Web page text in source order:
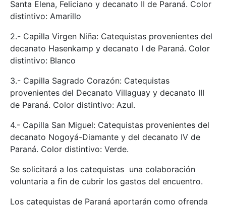
Santa Elena, Feliciano y decanato II de Paraná. Color
distintivo: Amarillo
2.- Capilla Virgen Niña: Catequistas provenientes del
decanato Hasenkamp y decanato I de Paraná. Color
distintivo: Blanco
3.- Capilla Sagrado Corazón: Catequistas
provenientes del Decanato Villaguay y decanato III
de Paraná. Color distintivo: Azul.
4.- Capilla San Miguel: Catequistas provenientes del
decanato Nogoyá-Diamante y del decanato IV de
Paraná. Color distintivo: Verde.
Se solicitará a los catequistas una colaboración
voluntaria a fin de cubrir los gastos del encuentro.
Los catequistas de Paraná aportarán como ofrenda